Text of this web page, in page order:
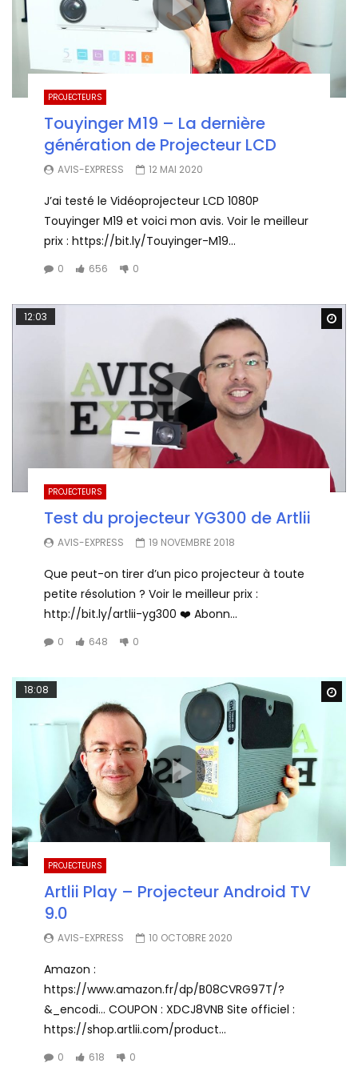
PROJECTEURS
Touyinger M19 – La dernière
génération de Projecteur LCD
AVIS-EXPRESS 12 MAI 2020
J’ai testé le Vidéoprojecteur LCD 1080P
Touyinger M19 et voici mon avis. Voir le meilleur
prix : https://bit.ly/Touyinger-M19...
0 656 0
12:03
PROJECTEURS
Test du projecteur YG300 de Artlii
AVIS-EXPRESS 19 NOVEMBRE 2018
Que peut-on tirer d’un pico projecteur à toute
petite résolution ? Voir le meilleur prix :
http://bit.ly/artlii-yg300 ❤️ Abonn...
0 648 0
18:08
PROJECTEURS
Artlii Play – Projecteur Android TV
9.0
AVIS-EXPRESS 10 OCTOBRE 2020
Amazon :
https://www.amazon.fr/dp/B08CVRG97T/?
&_encodi… COUPON : XDCJ8VNB Site officiel :
https://shop.artlii.com/product...
0 618 0